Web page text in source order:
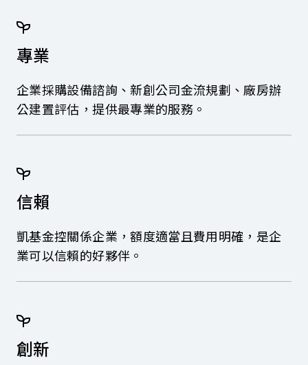
專業
企業採購設備諮詢、新創公司金流規劃、廠房辦
公建置評估，提供最專業的服務。
信賴
凱基金控關係企業，額度適當且費用明確，是企
業可以信賴的好夥伴。
創新